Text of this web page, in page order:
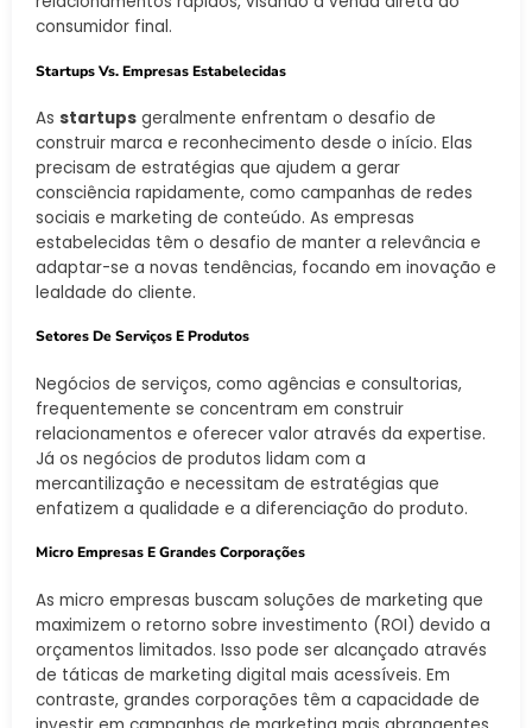
consumidor final.
Startups Vs. Empresas Estabelecidas
As startups geralmente enfrentam o desafio de
construir marca e reconhecimento desde o início. Elas
precisam de estratégias que ajudem a gerar
consciência rapidamente, como campanhas de redes
sociais e marketing de conteúdo. As empresas
estabelecidas têm o desafio de manter a relevância e
adaptar-se a novas tendências, focando em inovação e
lealdade do cliente.
Setores De Serviços E Produtos
Negócios de serviços, como agências e consultorias,
frequentemente se concentram em construir
relacionamentos e oferecer valor através da expertise.
Já os negócios de produtos lidam com a
mercantilização e necessitam de estratégias que
enfatizem a qualidade e a diferenciação do produto.
Micro Empresas E Grandes Corporações
As micro empresas buscam soluções de marketing que
maximizem o retorno sobre investimento (ROI) devido a
orçamentos limitados. Isso pode ser alcançado através
de táticas de marketing digital mais acessíveis. Em
contraste, grandes corporações têm a capacidade de